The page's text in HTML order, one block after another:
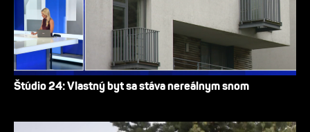
Štúdio 24: Vlastný byt sa stáva nereálnym snom